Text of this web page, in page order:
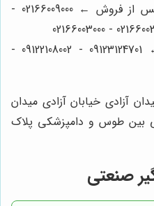
خطوط ویژه فروش و خدمات پس از فروش ← 02166009000 -
خط مستقیم مشاوران فروش ← 09123124701 - 09122108002 -
آزادی خیابان آزادی میدان
۲۱ متری جی بین طوس و دامپزشکی پلاک
صنعتی